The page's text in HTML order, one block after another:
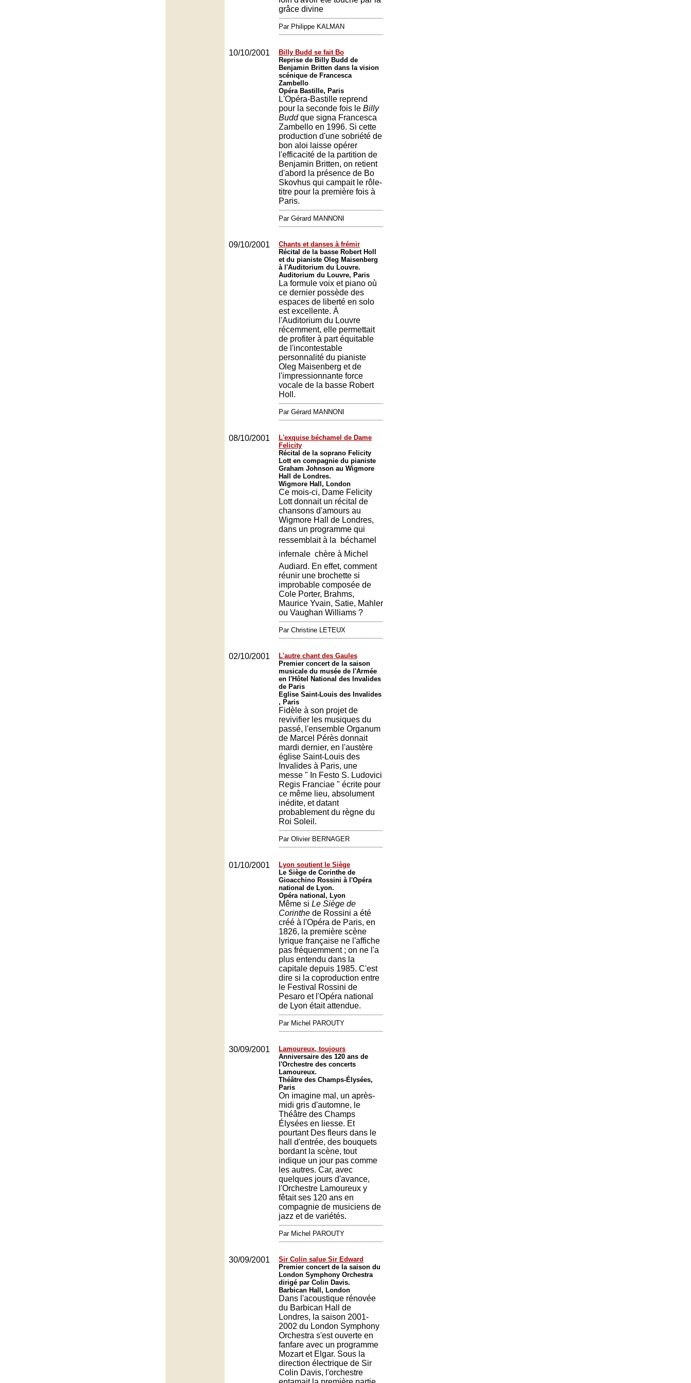
grâce divine
Par Philippe KALMAN
10/10/2001
Billy Budd se fait Bo
Reprise de Billy Budd de
Benjamin Britten dans la vision
scénique de Francesca
Zambello
Opéra Bastille, Paris
L'Opéra-Bastille reprend
pour la seconde fois le Billy
Buddque signa Francesca
Zambello en 1996. Si cette
production d'une sobriété de
bon aloi laisse opérer
l'efficacité de la partition de
Benjamin Britten, on retient
d'abord la présence de Bo
Skovhus qui campait le rôle-
titre pour la première fois à
Paris.
Par Gérard MANNONI
09/10/2001
Chants et danses à frémir
Récital de la basse Robert Holl
et du pianiste Oleg Maisenberg
à l'Auditorium du Louvre.
Auditorium du Louvre, Paris
La formule voix et piano où
ce dernier possède des
espaces de liberté en solo
est excellente. À
l'Auditorium du Louvre
récemment, elle permettait
de profiter à part équitable
de l'incontestable
personnalité du pianiste
Oleg Maisenberg et de
l'impressionnante force
vocale de la basse Robert
Holl.
Par Gérard MANNONI
08/10/2001
L'exquise béchamel de Dame
Felicity
Récital de la soprano Felicity
Lott en compagnie du pianiste
Graham Johnson au Wigmore
Hall de Londres.
Wigmore Hall, London
Ce mois-ci, Dame Felicity
Lott donnait un récital de
chansons d'amours au
Wigmore Hall de Londres,
dans un programme qui
ressemblait à la  béchamel
infernale  chère à Michel
Audiard. En effet, comment
réunir une brochette si
improbable composée de
Cole Porter, Brahms,
Maurice Yvain, Satie, Mahler
ou Vaughan Williams ?
Par Christine LETEUX
02/10/2001
L'autre chant des Gaules
Premier concert de la saison
musicale du musée de l'Armée
en l'Hôtel National des Invalides
de Paris
Eglise Saint-Louis des Invalides
, Paris
Fidèle à son projet de
revivifier les musiques du
passé, l'ensemble Organum
de Marcel Pérès donnait
mardi dernier, en l'austère
église Saint-Louis des
Invalides à Paris, une
messe " In Festo S. Ludovici
Regis Franciae " écrite pour
ce même lieu, absolument
inédite, et datant
probablement du règne du
Roi Soleil.
Par Olivier BERNAGER
01/10/2001
Lyon soutient le Siège
Le Siège de Corinthe de
Gioacchino Rossini à l'Opéra
national de Lyon.
Opéra national, Lyon
Même si Le Siège de
Corinthe de Rossini a été
créé à l'Opéra de Paris, en
1826, la première scène
lyrique française ne l'affiche
pas fréquemment ; on ne l'a
plus entendu dans la
capitale depuis 1985. C'est
dire si la coproduction entre
le Festival Rossini de
Pesaro et l'Opéra national
de Lyon était attendue.
Par Michel PAROUTY
30/09/2001
Lamoureux, toujours
Anniversaire des 120 ans de
l'Orchestre des concerts
Lamoureux.
Théâtre des Champs-Élysées,
Paris
On imagine mal, un après-
midi gris d'automne, le
Théâtre des Champs
Élysées en liesse. Et
pourtant Des fleurs dans le
hall d'entrée, des bouquets
bordant la scène, tout
indique un jour pas comme
les autres. Car, avec
quelques jours d'avance,
l'Orchestre Lamoureux y
fêtait ses 120 ans en
compagnie de musiciens de
jazz et de variétés.
Par Michel PAROUTY
30/09/2001
Sir Colin salue Sir Edward
Premier concert de la saison du
London Symphony Orchestra
dirigé par Colin Davis.
Barbican Hall, London
Dans l'acoustique rénovée
du Barbican Hall de
Londres, la saison 2001-
2002 du London Symphony
Orchestra s'est ouverte en
fanfare avec un programme
Mozart et Elgar. Sous la
direction électrique de Sir
Colin Davis, l'orchestre